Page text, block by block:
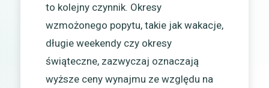
to kolejny czynnik. Okresy
wzmożonego popytu, takie jak wakacje,
długie weekendy czy okresy
świąteczne, zazwyczaj oznaczają
wyższe ceny wynajmu ze względu na